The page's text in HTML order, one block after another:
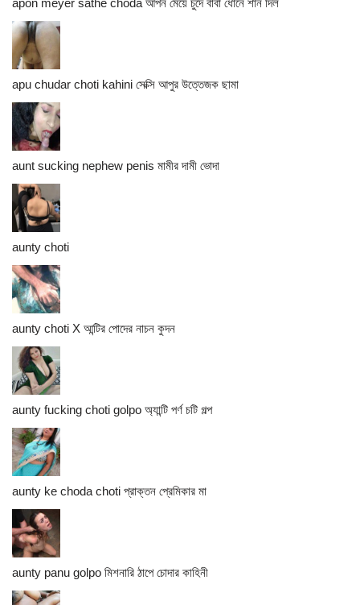
apon meyer sathe choda আপন মেয়ে চুদে বাবা ধোনে শান দিল
apu chudar choti kahini সেক্সি আপুর উত্তেজক ছামা
aunt sucking nephew penis মামীর দামী ভোদা
aunty choti
aunty choti X আন্টির পোদের নাচন কুদন
aunty fucking choti golpo অ্যান্টি পর্ণ চটি গল্প
aunty ke choda choti প্রাক্তন প্রেমিকার মা
aunty panu golpo মিশনারি ঠাপে চোদার কাহিনী